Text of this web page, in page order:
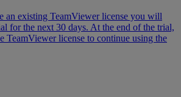
an existing TeamViewer license you will
for the next 30 days. At the end of the trial,
TeamViewer license to continue using the